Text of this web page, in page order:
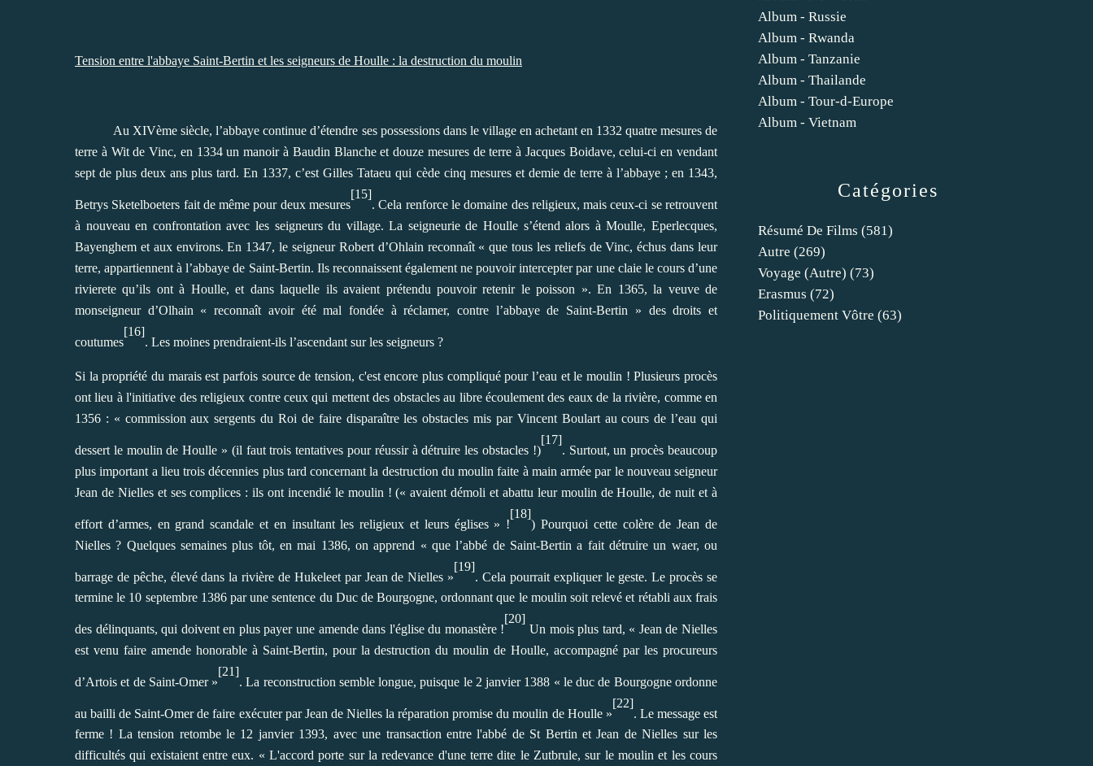
Tension entre l'abbaye Saint-Bertin et les seigneurs de Houlle : la destruction du moulin
Au XIVème siècle, l’abbaye continue d’étendre ses possessions dans le village en achetant en 1332 quatre mesures de
terre à Wit de Vinc, en 1334 un manoir à Baudin Blanche et douze mesures de terre à Jacques Boidave, celui-ci en vendant
sept de plus deux ans plus tard. En 1337, c’est Gilles Tataeu qui cède cinq mesures et demie de terre à l’abbaye ; en 1343,
Betrys Sketelboeters fait de même pour deux mesures
[15]
. Cela renforce le domaine des religieux, mais ceux-ci se retrouvent
à nouveau en confrontation avec les seigneurs du village. La seigneurie de Houlle s’étend alors à Moulle, Eperlecques,
Bayenghem et aux environs. En 1347, le seigneur Robert d’Ohlain reconnaît « que tous les reliefs de Vinc, échus dans leur
terre, appartiennent à l’abbaye de Saint-Bertin. Ils reconnaissent également ne pouvoir intercepter par une claie le cours d’une
rivierete qu’ils ont à Houlle, et dans laquelle ils avaient prétendu pouvoir retenir le poisson ». En 1365, la veuve de
monseigneur d’Olhain « reconnaît avoir été mal fondée à réclamer, contre l’abbaye de Saint-Bertin » des droits et
coutumes
[16]
. Les moines prendraient-ils l’ascendant sur les seigneurs ?
Si la propriété du marais est parfois source de tension, c'est encore plus compliqué pour l’eau et le moulin ! Plusieurs procès
ont lieu à l'initiative des religieux contre ceux qui mettent des obstacles au libre écoulement des eaux de la rivière, comme en
1356 : « commission aux sergents du Roi de faire disparaître les obstacles mis par Vincent Boulart au cours de l’eau qui
dessert le moulin de Houlle » (il faut trois tentatives pour réussir à détruire les obstacles !)
[17]
. Surtout, un procès beaucoup
plus important a lieu trois décennies plus tard concernant la destruction du moulin faite à main armée par le nouveau seigneur
Jean de Nielles et ses complices : ils ont incendié le moulin ! (« avaient démoli et abattu leur moulin de Houlle, de nuit et à
effort d’armes, en grand scandale et en insultant les religieux et leurs églises » !
[18]
) Pourquoi cette colère de Jean de
Nielles ? Quelques semaines plus tôt, en mai 1386, on apprend « que l’abbé de Saint-Bertin a fait détruire un waer, ou
barrage de pêche, élevé dans la rivière de Hukeleet par Jean de Nielles »
[19]
. Cela pourrait expliquer le geste. Le procès se
termine le 10 septembre 1386 par une sentence du Duc de Bourgogne, ordonnant que le moulin soit relevé et rétabli aux frais
des délinquants, qui doivent en plus payer une amende dans l'église du monastère !
[20]
Un mois plus tard, « Jean de Nielles
est venu faire amende honorable à Saint-Bertin, pour la destruction du moulin de Houlle, accompagné par les procureurs
d’Artois et de Saint-Omer »
[21]
. La reconstruction semble longue, puisque le 2 janvier 1388 « le duc de Bourgogne ordonne
au bailli de Saint-Omer de faire exécuter par Jean de Nielles la réparation promise du moulin de Houlle »
[22]
. Le message est
ferme ! La tension retombe le 12 janvier 1393, avec une transaction entre l'abbé de St Bertin et Jean de Nielles sur les
difficultés qui existaient entre eux. « L'accord porte sur la redevance d'une terre dite le Zutbrule, sur le moulin et les cours
Catégories
Résumé De Films (581)
Autre (269)
Voyage (autre) (73)
Erasmus (72)
Politiquement Vôtre (63)
Album - Russie
Album - Rwanda
Album - Tanzanie
Album - Thailande
Album - Tour-d-Europe
Album - Vietnam